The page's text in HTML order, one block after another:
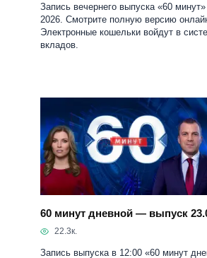
Запись вечернего выпуска «60
2026. Смотрите полную версию
Электронные кошельки войдут в
вкладов.
60 минут дневной — выпуск
22.3к.
Запись выпуска в 12:00 «60 минут